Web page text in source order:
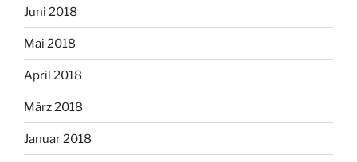
Juni 2018
Mai 2018
April 2018
März 2018
Januar 2018